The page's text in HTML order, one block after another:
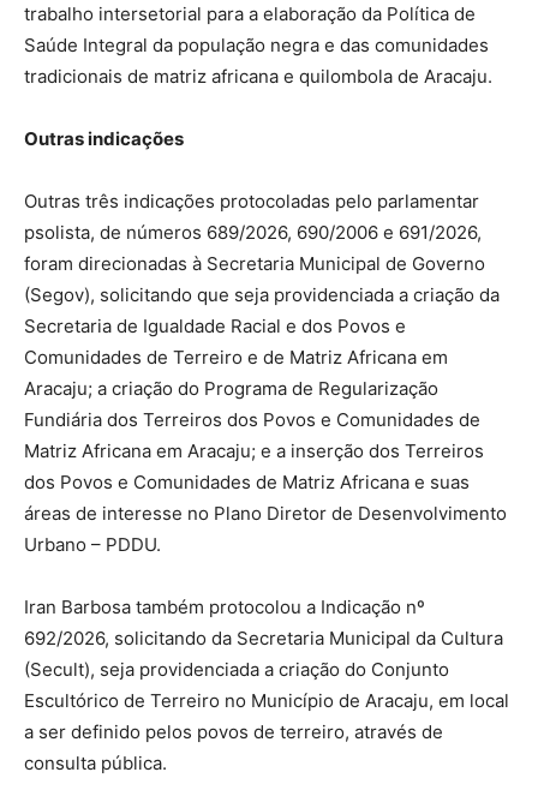
trabalho intersetorial para a elaboração da Política de
Saúde Integral da população negra e das comunidades
tradicionais de matriz africana e quilombola de Aracaju.
Outras indicações
Outras três indicações protocoladas pelo parlamentar
psolista, de números 689/2026, 690/2006 e 691/2026,
foram direcionadas à Secretaria Municipal de Governo
(Segov), solicitando que seja providenciada a criação da
Secretaria de Igualdade Racial e dos Povos e
Comunidades de Terreiro e de Matriz Africana em
Aracaju; a criação do Programa de Regularização
Fundiária dos Terreiros dos Povos e Comunidades de
Matriz Africana em Aracaju; e a inserção dos Terreiros
dos Povos e Comunidades de Matriz Africana e suas
áreas de interesse no Plano Diretor de Desenvolvimento
Urbano – PDDU.
Iran Barbosa também protocolou a Indicação nº
692/2026, solicitando da Secretaria Municipal da Cultura
(Secult), seja providenciada a criação do Conjunto
Escultórico de Terreiro no Município de Aracaju, em local
a ser definido pelos povos de terreiro, através de
consulta pública.